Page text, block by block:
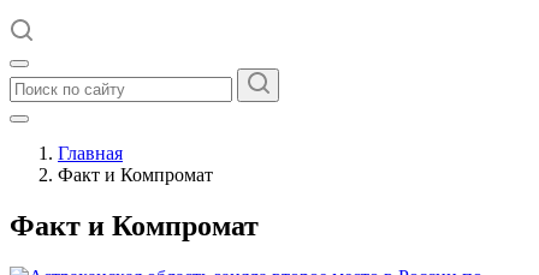
Главная
Факт и Компромат
Факт и Компромат